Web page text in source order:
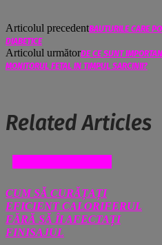
Articolul precedentBAUTURILE CARE
DIABETICE
Articolul următorDE CE SUNT
MONITORUL FETAL IN TIMPUL SARCINII?
Related Articles
CUM SĂ CURĂȚAȚI
EFICIENT CALORIFERUL
FĂRĂ SĂ ÎI AFECTAȚI
FINISAJUL